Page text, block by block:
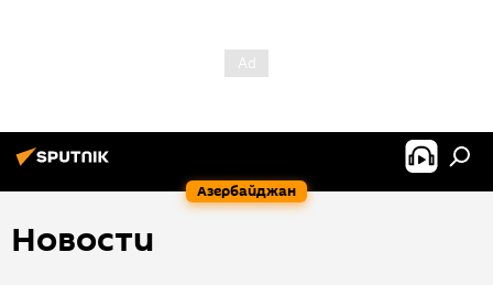
Азербайджан
Новости